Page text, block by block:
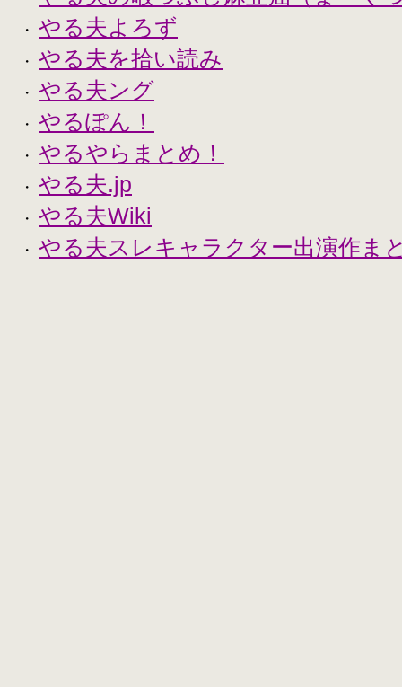
・ やる夫よろず
・ やる夫を拾い読み
・ やる夫ング
・ やるぽん！
・ やるやらまとめ！
・ やる夫.jp
・ やる夫Wiki
・ やる夫スレキャラクター出演作ま